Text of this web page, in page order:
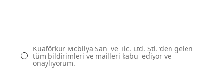
Kuaförkur Mobilya San. ve Tic. Ltd. Şti. ’den gelen
tüm bildirimleri ve mailleri kabul ediyor ve
onaylıyorum.